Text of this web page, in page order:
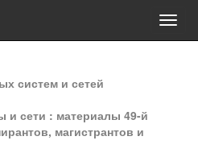
систем и сетей
и сети : материалы 49-й
магистрантов и